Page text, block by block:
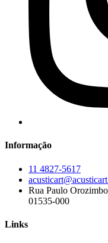
Informação
11 4827-5617
Rua Paulo
01535-000
Links